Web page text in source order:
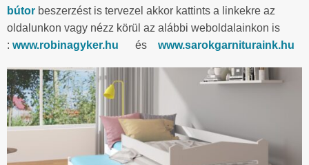
bútor beszerzést is tervezel akkor kattints a linkekre az
oldalunkon vagy nézz körül az alábbi weboldalainkon is
: www.robinagyker.hu és www.sarokgarnituraink.hu